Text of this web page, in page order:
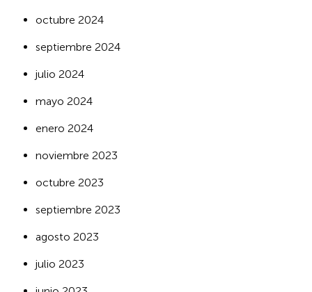
octubre 2024
septiembre 2024
julio 2024
mayo 2024
enero 2024
noviembre 2023
octubre 2023
septiembre 2023
agosto 2023
julio 2023